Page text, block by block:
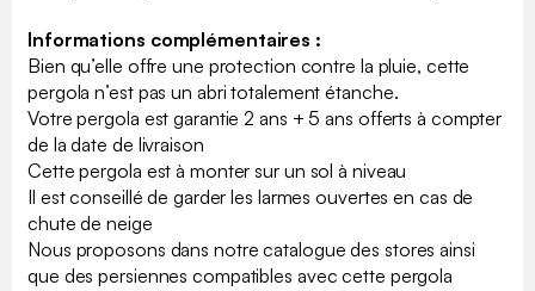
Informations complémentaires :
Bien qu’elle offre une protection contre la pluie, cette
pergola n’est pas un abri totalement étanche.
Votre pergola est garantie 2 ans + 5 ans offerts à compter
de la date de livraison
Cette pergola est à monter sur un sol à niveau
Il est conseillé de garder les larmes ouvertes en cas de
chute de neige
Nous proposons dans notre catalogue des stores ainsi
que des persiennes compatibles avec cette pergola